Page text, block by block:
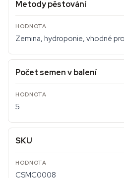
Metody pěstování
Zemina, hydroponie, vhodné
Počet semen v balení
5
SKU
CSMC0008